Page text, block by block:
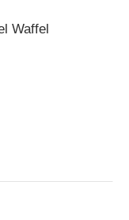
Waffel